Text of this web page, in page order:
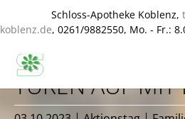
Zum Hauptinhalt springen
Schloss-Apotheke Koblenz,
koblenz.de, 0261/9882550, Mo. - Fr.:
TÜREN AUF MIT